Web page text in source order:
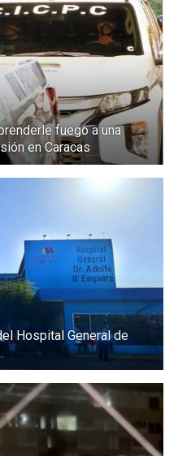
fuego a una
en Caracas
Hospital General de